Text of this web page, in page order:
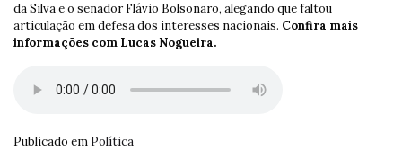
da Silva e o senador Flávio Bolsonaro, alegando que faltou
articulação em defesa dos interesses nacionais. Confira mais
informações com Lucas Nogueira.
Publicado em Política